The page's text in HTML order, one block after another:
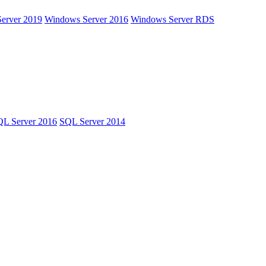
2019 Windows Server 2016 Windows Server RDS
Server 2016 SQL Server 2014